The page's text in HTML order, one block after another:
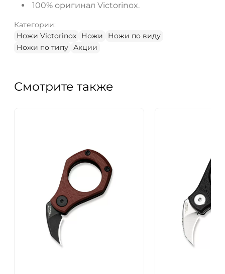
100% оригинал Victorinox.
Категории:
Ножи Victorinox
Ножи
Ножи по виду
Ножи по типу Акции
Смотрите также